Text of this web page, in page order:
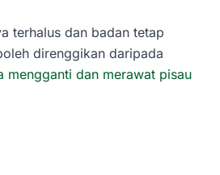
terhalus dan badan tetap
direnggikan daripada
mengganti dan merawat pisau